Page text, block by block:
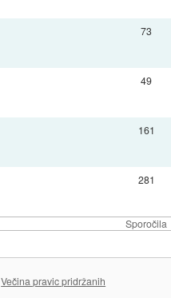
Sporočila
73
49
161
281
Večina pravic pridržanih